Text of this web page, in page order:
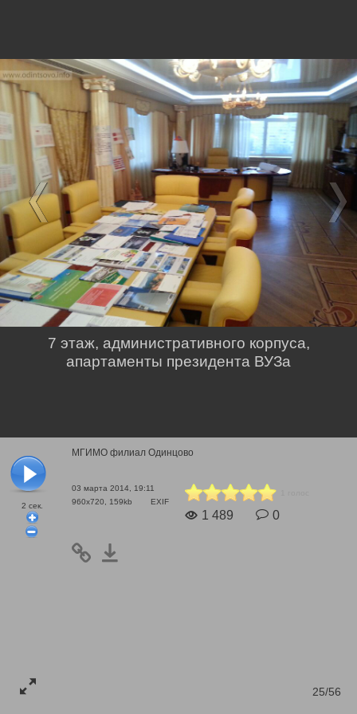
2 сек.
МГИМО филиал Одинцово
03 марта 2014, 19:11
960x720, 159kb
EXIF
1 489 0
25/56
7 этаж, административного корпуса,
апартаменты президента ВУЗа